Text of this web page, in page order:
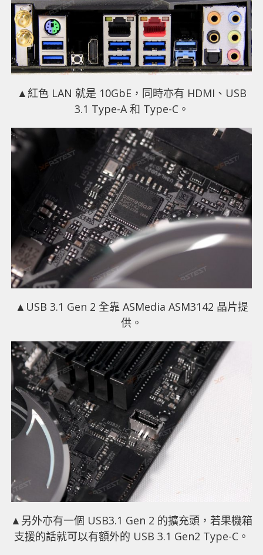
▲紅色 LAN 就是 10GbE，同時亦有 HDMI、USB
3.1 Type-A 和 Type-C。
▲USB 3.1 Gen 2 全靠 ASMedia ASM3142 晶片提
供。
▲另外亦有一個 USB3.1 Gen 2 的擴充頭，若果機箱
支援的話就可以有額外的 USB 3.1 Gen2 Type-C。